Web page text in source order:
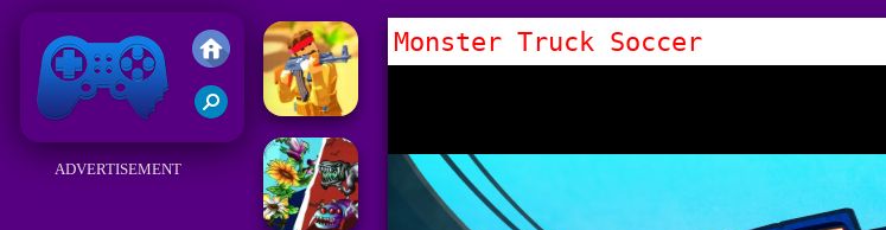
Friv
ADVERTISEMENT
Monster Truck Soccer